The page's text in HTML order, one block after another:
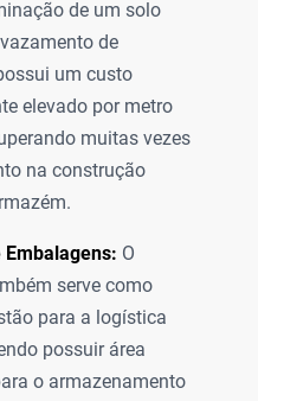
de um solo
de
um custo
elevado por metro
muitas vezes
na construção
O
serve como
para a logística
possuir área
o armazenamento